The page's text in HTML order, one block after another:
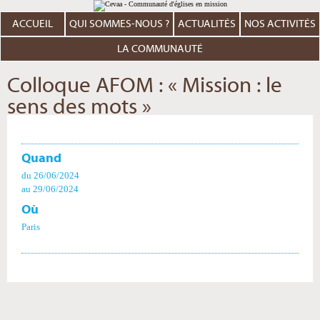
au
contenu.
Aller
personnels
ACCUEIL QUI SOMMES-NOUS ? ACTUALITÉS NOS ACTIVITÉS
LA COMMUNAUTÉ
Colloque AFOM : « Mission : le
sens des mots »
Quand
du 26/06/2024
au 29/06/2024
Où
Paris